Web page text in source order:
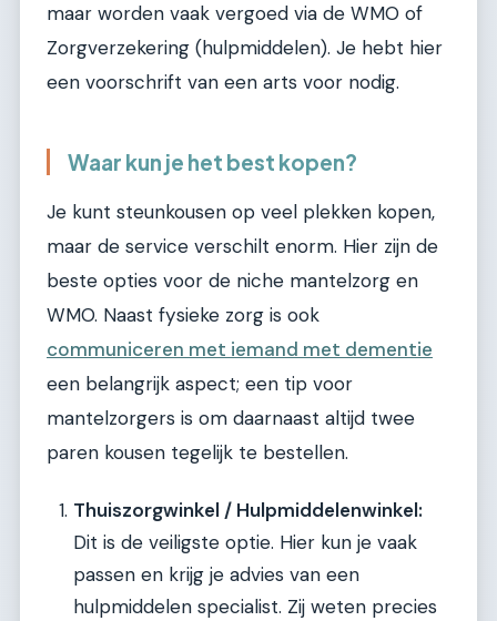
maar worden vaak vergoed via de WMO of
Zorgverzekering (hulpmiddelen). Je hebt hier
een voorschrift van een arts voor nodig.
Waar kun je het best kopen?
Je kunt steunkousen op veel plekken kopen,
maar de service verschilt enorm. Hier zijn de
beste opties voor de niche mantelzorg en
WMO. Naast fysieke zorg is ook
communiceren met iemand met dementie
een belangrijk aspect; een tip voor
mantelzorgers is om daarnaast altijd twee
paren kousen tegelijk te bestellen.
Thuiszorgwinkel / Hulpmiddelenwinkel:
Dit is de veiligste optie. Hier kun je vaak
passen en krijg je advies van een
hulpmiddelen specialist. Zij weten precies